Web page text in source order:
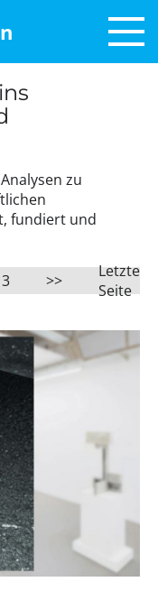
zu
fundiert und
3 >>
Letzte
Seite